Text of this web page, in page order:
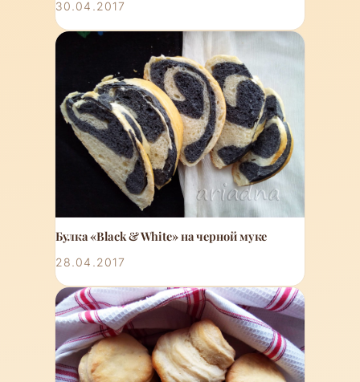
30.04.2017
Булка «Black & White» на черной муке
28.04.2017